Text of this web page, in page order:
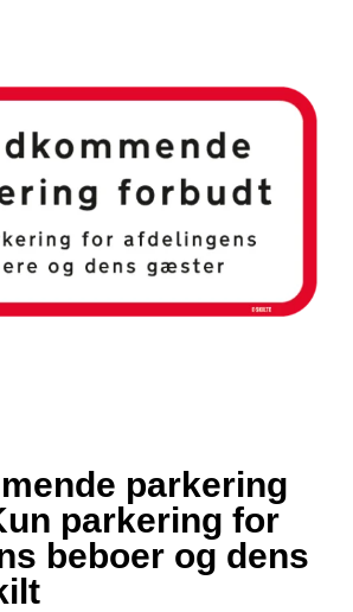
parkering
parkering for
beboer og dens